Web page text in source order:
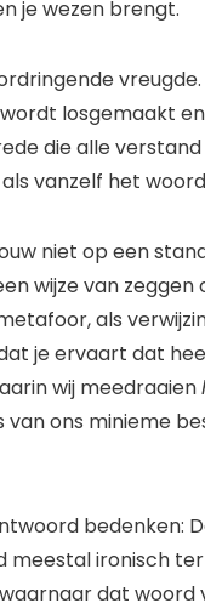
je wezen brengt.
vreugde.
losgemaakt
die alle
vanzelf het woord
niet op een
wijze van
als
je ervaart dat
wij meedraaien
ons minieme
bedenken:
ironisch
dat woord